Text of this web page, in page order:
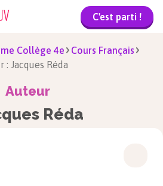
C'est parti !
Collège 4e
Cours Français
: Jacques Réda
Auteur
Réda